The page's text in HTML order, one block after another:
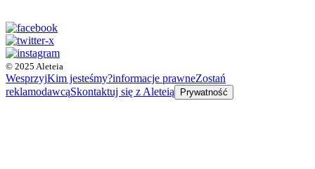
© 2025 Aleteia
WesprzyjKim jesteśmy?informacje prawneZostań
reklamodawcąSkontaktuj się z Aleteią Prywatność